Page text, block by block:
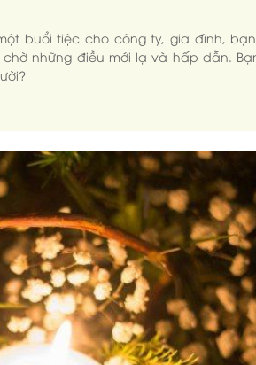
buổi tiệc cho công ty, gia đình,
những điều mới lạ và hấp dẫn.